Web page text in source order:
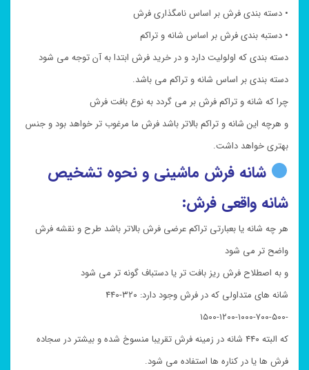
• دسته بندی فرش بر اساس نامگذاری فرش
• دستبه بندی فرش بر اساس شانه و تراکم
دسته بندی که اولولیت دارد و در خرید فرش ابتدا به آن توجه می شود
دسته بندی بر اساس شانه و تراکم می باشد.
چرا که شانه و تراکم فرش بر می گردد به نوع بافت فرش
و هرچه این شانه و تراکم بالاتر باشد فرش ما مرغوب تر خواهد بود و جنس
بهتری خواهد داشت.
شانه فرش ماشینی و نحوه تشخیص
شانه واقعی فرش:
هر چه شانه یا بعبارتی تراکم عرضی فرش بالاتر باشد طرح و نقشه فرش
واضح تر می شود
و به اصطلاح فرش ریز بافت تر یا دستباف گونه تر می شود
شانه های متداولی که در فرش وجود دارد: ۳۲۰-۴۴۰
-۵۰۰-۷۰۰-۱۰۰۰-۱۲۰۰-۱۵۰۰
که البته ۴۴۰ شانه در زمینه فرش تقریبا منسوخ شده و بیشتر در سجاده
فرش ها یا در کناره ها استفاده می شود.